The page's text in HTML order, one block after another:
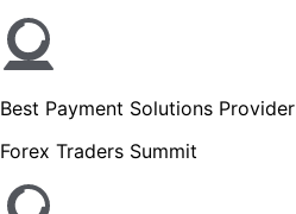
Best Payment Solutions Provider
Forex Traders Summit